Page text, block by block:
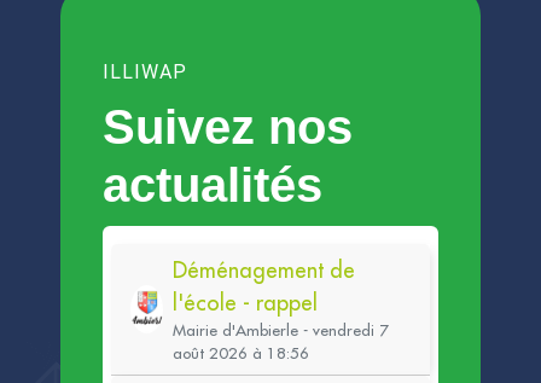
ILLIWAP
Suivez nos
actualités